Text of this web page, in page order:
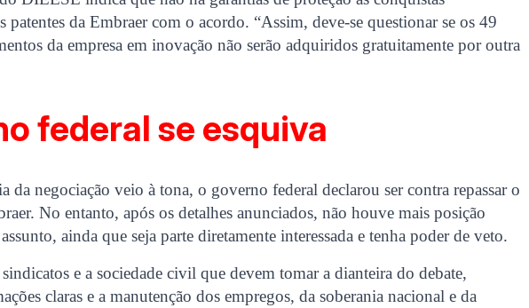
patentes da Embraer com o acordo. “Assim, deve-se questionar se os 49
da empresa em inovação não serão adquiridos gratuitamente por outra
federal se esquiva
da negociação veio à tona, o governo federal declarou ser contra repassar o
No entanto, após os detalhes anunciados, não houve mais posição
ainda que seja parte diretamente interessada e tenha poder de veto.
e a sociedade civil que devem tomar a dianteira do debate,
claras e a manutenção dos empregos, da soberania nacional e da